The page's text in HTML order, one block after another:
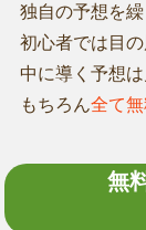
独自の予想を繰
初心者では目
中に導く予想は
もちろん全て
無